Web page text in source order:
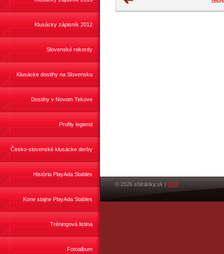
Klusácky zápisník 2012
Slovenské rekordy
Klusácke dostihy na Slovensku
Dostihy v Novom Tekove
Profily legiend
Česko-slovenské klusácke derby
História PlayAda Stables
Kone stajne PlayAda Stables
Tréningová listina
Fotoalbum
© 2026 eStránky.sk RSS